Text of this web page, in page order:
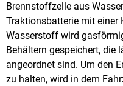
Brennstoffzelle aus
Traktionsbatterie mit einer
Wasserstoff wird
Behältern gespeichert, die
angeordnet sind. Um den
zu halten, wird in dem